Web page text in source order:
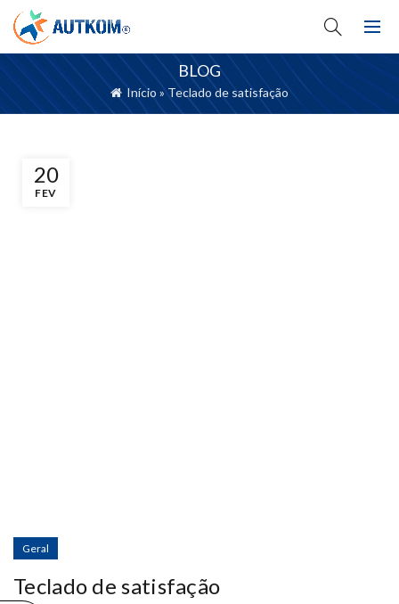
BLOG
Início » Teclado de satisfação
20
FEV
Geral
Teclado de satisfação